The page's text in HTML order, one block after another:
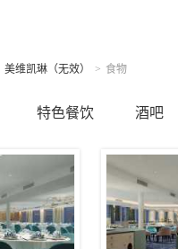
美维凯琳（无效） > 食物
特色餐饮 酒吧